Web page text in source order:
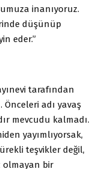
inanıyoruz.
düşünüp
eder.”
tarafından
Önceleri adı yavaş
mevcudu kalmadı.
yayımlıyorsak,
teşvikler değil,
olmayan bir